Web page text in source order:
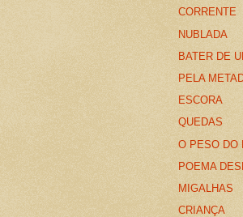
CORRENTE
NUBLADA
BATER DE
PELA
ESCORA
QUEDAS
O PESO DO
POEMA
MIGALHAS
CRIANÇA